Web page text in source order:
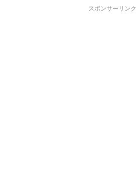
スポンサーリンク